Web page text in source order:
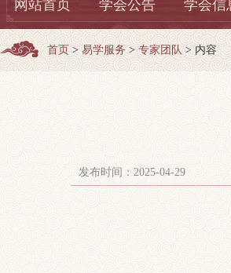
网站首页 学会公告 学会信
首页 >易学服务 > 专家团队 > 内容
发布时间：2025-04-29